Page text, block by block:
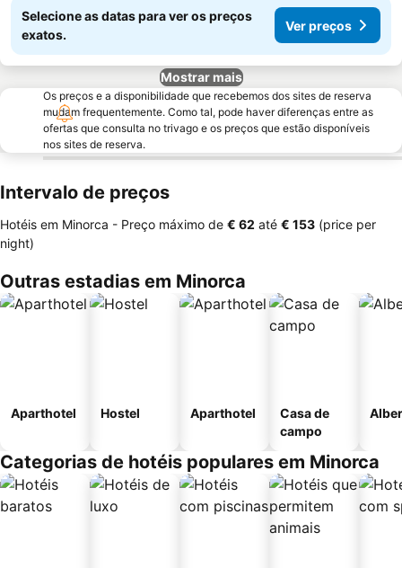
Selecione as datas para ver os preços
exatos.
Ver preços
Mostrar mais
Os preços e a disponibilidade que recebemos dos sites de reserva
mudam frequentemente. Como tal, pode haver diferenças entre as
ofertas que consulta no trivago e os preços que estão disponíveis
nos sites de reserva.
Intervalo de preços
Hotéis em Minorca - Preço máximo de ‎€ 62 até ‎€ 153 (price per
night)
Outras estadias em Minorca
Aparthotel Hostel Aparthotel
Casa de
campo
Categorias de hotéis populares em Minorca